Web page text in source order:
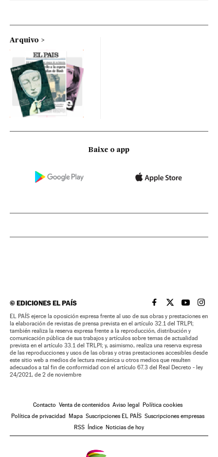
Arquivo
Baixe o app
©EDICIONES EL PAÍS EL PAÍS BRASIL EN
EL PAÍSEL PAÍS
EL
EL PAÍS ejerce la oposición expresa frente al uso de sus obras y prestaciones en
la elaboración de revistas de prensa prevista en el artículo 32.1 del TRLPI;
también realiza la reserva expresa frente a la reproducción, distribución y
comunicación pública de sus trabajos y artículos sobre temas de actualidad
prevista en el artículo 33.1 del TRLPI; y, asimismo, realiza una reserva expresa
de las reproducciones y usos de las obras y otras prestaciones accesibles desde
este sitio web a medios de lectura mecánica u otros medios que resulten
adecuados a tal fin de conformidad con el artículo 67.3 del Real Decreto - ley
24/2021, de 2 de noviembre
Contacto Venta de contenidos Aviso legal
Política cookies
Política de privacidad
Mapa Suscripciones EL PAÍS Suscripciones empresas
RSS
Índice Noticias de hoy